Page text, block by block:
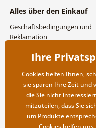
Alles über den Einkauf
Geschäftsbedingungen und
Reklamation
Versand- und
Rücksendung der Ware
Ihre
Cookies helfen Ihnen,
sie sparen Ihre Zeit und
die Sie nicht
mitzuteilen, dass Sie
um Produkte
Cookies helfen